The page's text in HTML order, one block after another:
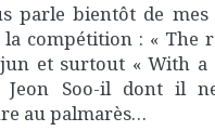
parle bientôt de
compétition : « The
et surtout « With
Soo-il dont il
au palmarès…